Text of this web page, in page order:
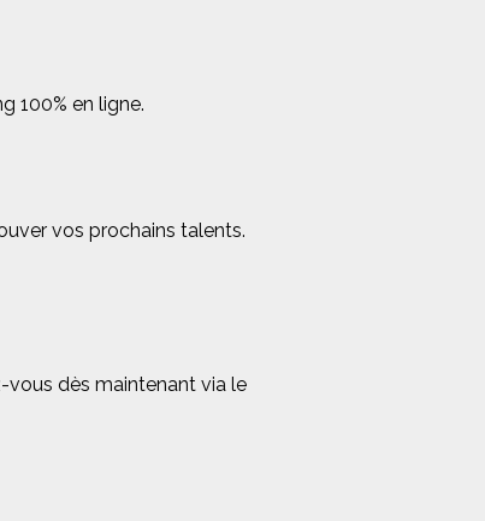
100% en ligne.
vos prochains talents.
vous dès maintenant via le